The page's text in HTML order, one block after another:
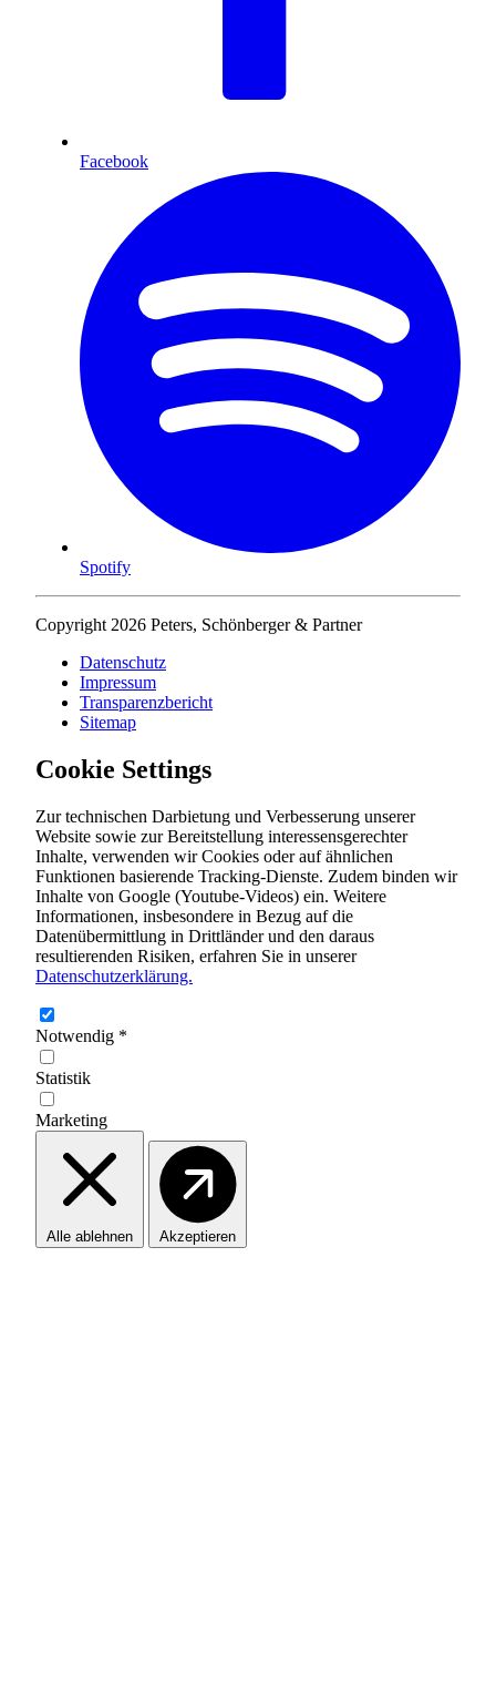
Facebook
Spotify
Copyright 2026 Peters, Schönberger & Partner
Datenschutz
Impressum
Transparenzbericht
Sitemap
Cookie Settings
Zur technischen Darbietung und Verbesserung unserer
Website sowie zur Bereitstellung interessensgerechter
Inhalte, verwenden wir Cookies oder auf ähnlichen
Funktionen basierende Tracking-Dienste. Zudem binden wir
Inhalte von Google (Youtube-Videos) ein. Weitere
Informationen, insbesondere in Bezug auf die
Datenübermittlung in Drittländer und den daraus
resultierenden Risiken, erfahren Sie in unserer
Datenschutzerklärung.
Notwendig *
Statistik
Marketing
Alle ablehnen Akzeptieren